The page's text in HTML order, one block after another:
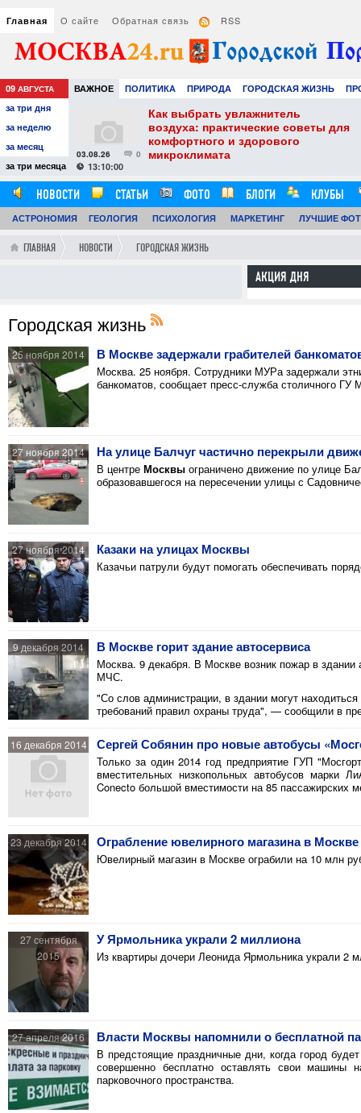
Главная О сайте Обратная связь RSS
09 АВГУСТА ВАЖНОЕ ПОЛИТИКА ПРИРОДА ГОРОДСКАЯ ЖИЗНЬ
ТЕХНОЛОГИИ ЗНАМЕНИТОСТИ
за три дня
за неделю
за месяц
за три месяца
вид
детей
0
03.08.26
13:10:00
Как выбрать увлажнитель
воздуха: практические советы для
комфортного и здорового
микроклимата
НОВОСТИ СТАТЬИ ФОТО БЛОГИ
КЛУБЫ
ОБЗОРЫ
ВИДЕОРЕПОРТАЖИ
АСТРОНОМИЯ ГЕОЛОГИЯ ПСИХОЛОГИЯ МАРКЕТИНГ ЛУЧШИЕ
ГЛАВНАЯ НОВОСТИ ГОРОДСКАЯ ЖИЗНЬ
АКЦИЯ ДНЯ
Городская жизнь
25 ноября 2014 В Москве задержали грабителей
Москва. 25 ноября. Сотрудники МУРа задержали
банкоматов, сообщает пресс-служба столичного ГУ
27 ноября 2014 На улице Балчуг частично перекрыли
В центре Москвы ограничено движение по улице
образовавшегося на пересечении улицы с
27 ноября 2014 Казаки на улицах Москвы
Казачьи патрули будут помогать обеспечивать
9 декабря 2014 В Москве горит здание автосервиса
Москва. 9 декабря. В Москве возник пожар в
МЧС.
"Со слов администрации, в здании могут
требований правил охраны труда", — сообщили в
16 декабря 2014 Сергей Собянин про новые автобусы
Только за один 2014 год предприятие ГУП
вместительных низкопольных автобусов марки
Conecto большой вместимости на 85 пассажирских
23 декабря 2014 Ограбление ювелирного магазина в Москве
Ювелирный магазин в Москве ограбили на 10 млн
27 сентября
2015
У Ярмольника украли 2 миллиона
Из квартиры дочери Леонида Ярмольника украли 2
27 апреля 2016 Власти Москвы напомнили о бесплатной
В предстоящие праздничные дни, когда город
совершенно бесплатно оставлять свои машины
парковочного пространства.